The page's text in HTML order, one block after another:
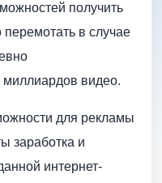
получить
в случае
миллиардов видео.
для рекламы
заработка и
интернет-